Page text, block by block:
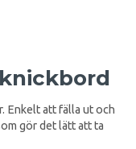
Enkelt att fälla ut och
gör det lätt att ta